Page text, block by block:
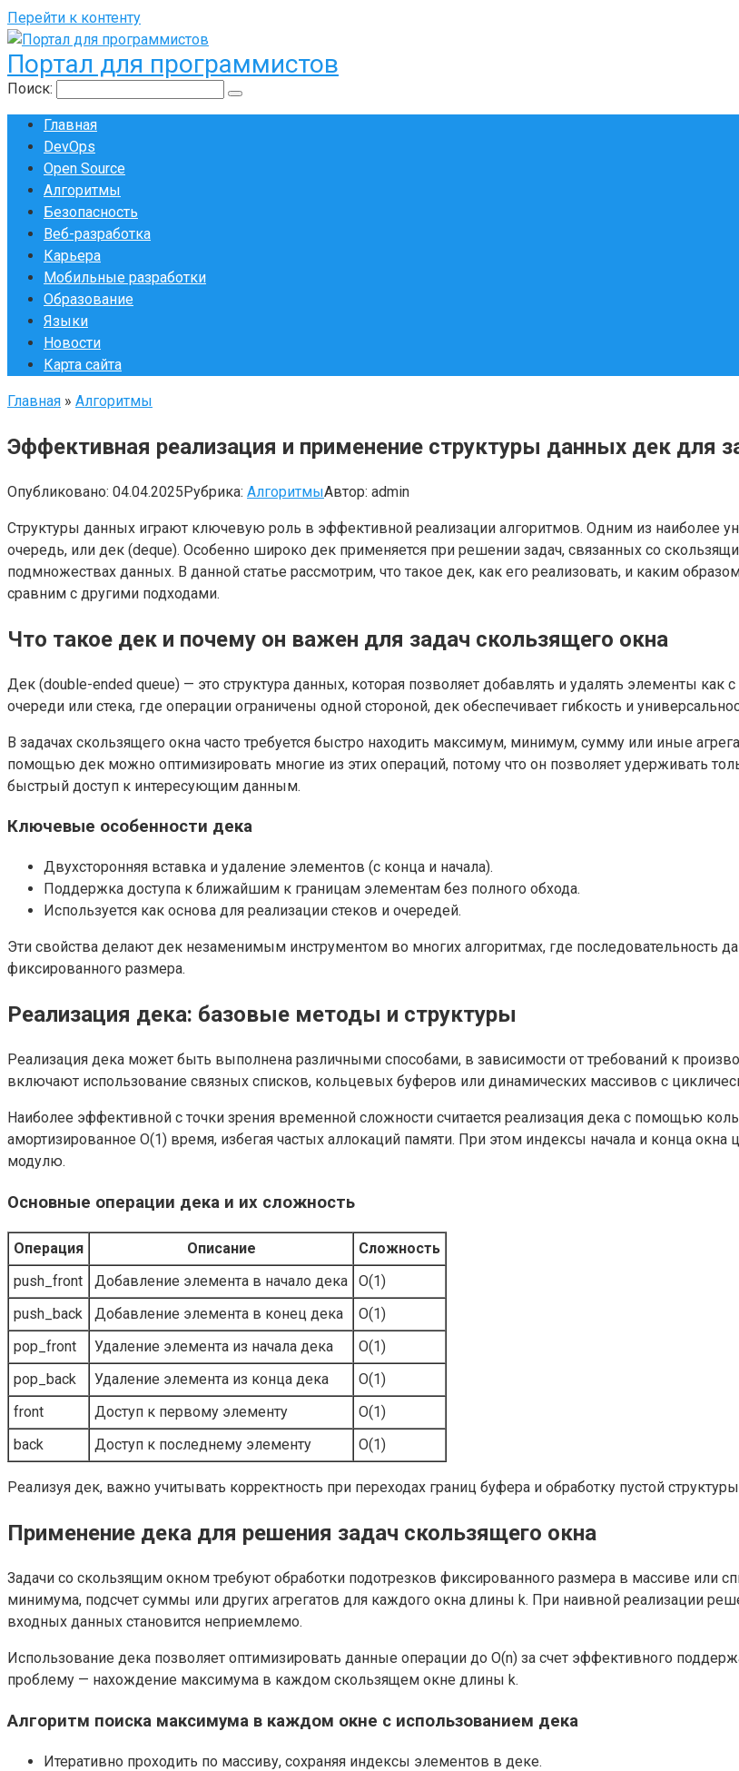
Перейти к контенту
Портал для программистов
Поиск:
Главная
DevOps
Open Source
Алгоритмы
Безопасность
Веб-разработка
Карьера
Мобильные разработки
Образование
Языки
Новости
Карта сайта
Главная » Алгоритмы
Эффективная реализация и применение структуры данных дек для
Опубликовано: 04.04.2025Рубрика: АлгоритмыАвтор: admin
Структуры данных играют ключевую роль в эффективной реализации алгоритмов. Одним из наиболее
очередь, или дек (deque). Особенно широко дек применяется при решении задач, связанных со
подмножествах данных. В данной статье рассмотрим, что такое дек, как его реализовать, и каким
сравним с другими подходами.
Что такое дек и почему он важен для задач скользящего окна
Дек (double-ended queue) — это структура данных, которая позволяет добавлять и удалять элементы как
очереди или стека, где операции ограничены одной стороной, дек обеспечивает гибкость и
В задачах скользящего окна часто требуется быстро находить максимум, минимум, сумму или иные
помощью дек можно оптимизировать многие из этих операций, потому что он позволяет удерживать
быстрый доступ к интересующим данным.
Ключевые особенности дека
Двухсторонняя вставка и удаление элементов (с конца и начала).
Поддержка доступа к ближайшим к границам элементам без полного обхода.
Используется как основа для реализации стеков и очередей.
Эти свойства делают дек незаменимым инструментом во многих алгоритмах, где последовательность
фиксированного размера.
Реализация дека: базовые методы и структуры
Реализация дека может быть выполнена различными способами, в зависимости от требований к
включают использование связных списков, кольцевых буферов или динамических массивов с
Наиболее эффективной с точки зрения временной сложности считается реализация дека с помощью
амортизированное O(1) время, избегая частых аллокаций памяти. При этом индексы начала и конца
модулю.
Основные операции дека и их сложность
Операция Описание
Сложность
push_front
Добавление элемента в начало дека
O(1)
push_back
Добавление элемента в конец дека
O(1)
pop_front
Удаление элемента из начала дека
O(1)
pop_back
Удаление элемента из конца дека
O(1)
front
Доступ к первому элементу
O(1)
back
Доступ к последнему элементу O(1)
Реализуя дек, важно учитывать корректность при переходах границ буфера и обработку пустой
Применение дека для решения задач скользящего окна
Задачи со скользящим окном требуют обработки подотрезков фиксированного размера в массиве или
минимума, подсчет суммы или других агрегатов для каждого окна длины k. При наивной реализации
входных данных становится неприемлемо.
Использование дека позволяет оптимизировать данные операции до O(n) за счет эффективного
проблему — нахождение максимума в каждом скользящем окне длины k.
Алгоритм поиска максимума в каждом окне с использованием дека
Итеративно проходить по массиву, сохраняя индексы элементов в деке.